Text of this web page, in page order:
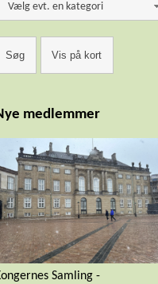
Vælg evt. en kategori
medlemmer
Samling -